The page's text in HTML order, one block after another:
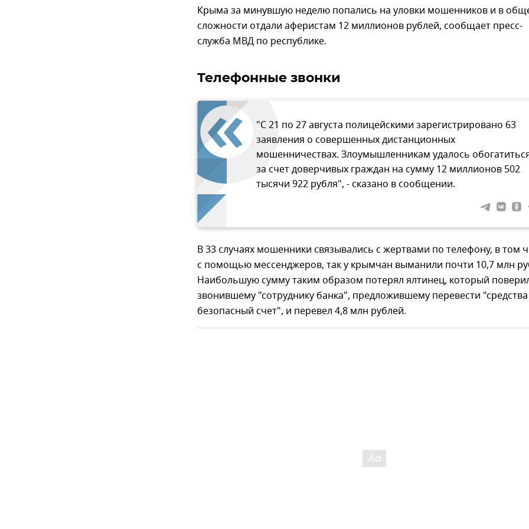
Крыма за минувшую неделю попались на уловки мошенников и в
сложности отдали аферистам 12 миллионов рублей, сообщает пресс-
служба МВД по республике.
Телефонные звонки
"С 21 по 27 августа полицейскими зарегистрировано 63
заявления о совершенных дистанционных
мошенничествах. Злоумышленникам удалось
за счет доверчивых граждан на сумму 12 миллионов 502
тысячи 922 рубля", - сказано в сообщении.
В 33 случаях мошенники связывались с жертвами по телефону, в том
с помощью мессенджеров, так у крымчан выманили почти 10,7 млн
Наибольшую сумму таким образом потерял ялтинец, который
звонившему "сотруднику банка", предложившему перевести
безопасный счет", и перевел 4,8 млн рублей.